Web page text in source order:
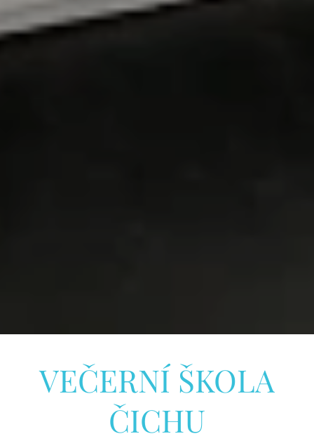
VEČERNÍ ŠKOLA
ČICHU